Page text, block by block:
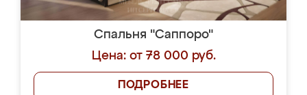
Спальня "Саппоро"
Цена: от 78 000 руб.
ПОДРОБНЕЕ